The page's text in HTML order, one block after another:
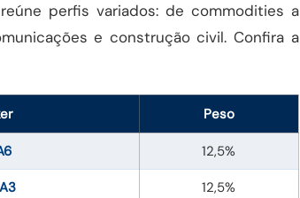
perfis variados: de commodities a
e construção civil. Confira a
Peso
12,5%
12,5%